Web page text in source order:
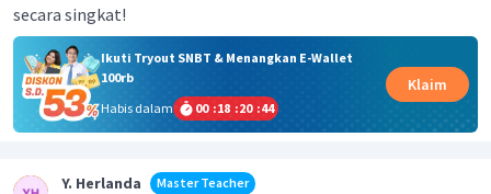
secara singkat!
Ikuti Tryout SNBT & Menangkan E-Wallet
100rb
Habis dalam
00 :18 :20 :44
Klaim
Y. Herlanda
Master Teacher